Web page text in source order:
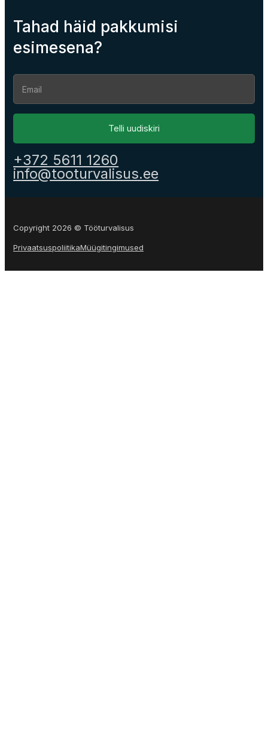
Tahad häid pakkumisi
esimesena?
Section
Telli uudiskiri
+372 5611 1260
info@tooturvalisus.ee
Copyright 2026 © Tööturvalisus
PrivaatsuspoliitikaMüügitingimused